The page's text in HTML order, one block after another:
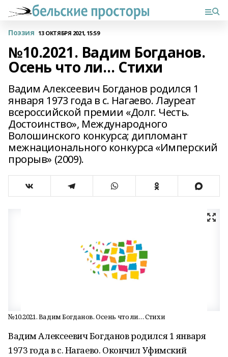
Поэзия 13 ОКТЯБРЯ 2021, 15:59
№10.2021. Вадим Богданов.
Осень что ли… Стихи
Вадим Алексеевич Богданов родился 1
января 1973 года в с. Нагаево. Лауреат
всероссийской премии «Долг. Честь.
Достоинство», Международного
Волошинского конкурса; дипломант
межнационального конкурса «Имперский
прорыв» (2009).
№10.2021. Вадим Богданов. Осень что ли… Стихи
Вадим Алексеевич Богданов родился 1 января
1973 года в с. Нагаево. Окончил Уфимский